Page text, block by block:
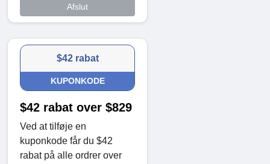
Afslut
$42 rabat
KUPONKODE
$42 rabat over $829
Ved at tilføje en
kuponkode får du $42
rabat på alle ordrer over